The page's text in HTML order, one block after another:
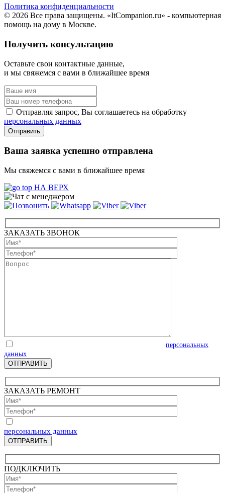
Политика конфиденциальности
© 2026 Все права защищены. «ItCompanion.ru» - компьютерная
помощь на дому в Москве.
Получить консультацию
Оставьте свои контактные данные,
и мы свяжемся с вами в ближайшее время
Отправляя запрос, Вы соглашаетесь на обработку
персональных данных
Ваша заявка успешно отправлена
Мы свяжемся с вами в ближайшее время
НА ВЕРХ
ЗАКАЗАТЬ ЗВОНОК
персональных
данных
ЗАКАЗАТЬ РЕМОНТ
персональных данных
ПОДКЛЮЧИТЬ